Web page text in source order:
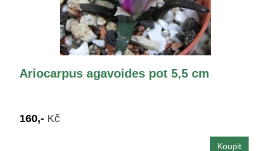
Ariocarpus agavoides pot 5,5 cm
160,- Kč